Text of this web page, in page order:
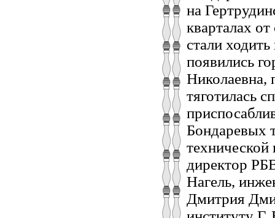
на
кварталах
стали
появились
Николаевна,
тяготилась
Бондаревых
директор
Нагель,
Дмитрия